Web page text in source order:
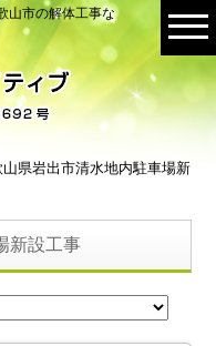
山市の解体工事な
県岩出市清水地内駐車場新
新設工事